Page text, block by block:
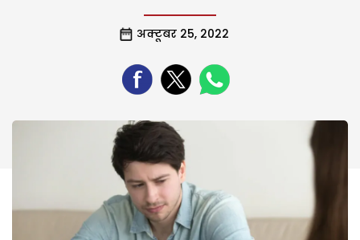
अक्टूबर 25, 2022